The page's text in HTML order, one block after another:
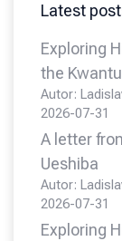
Latest
Exploring
the
Autor:
2026-07-31
A letter
Ueshiba
Autor:
2026-07-31
Exploring